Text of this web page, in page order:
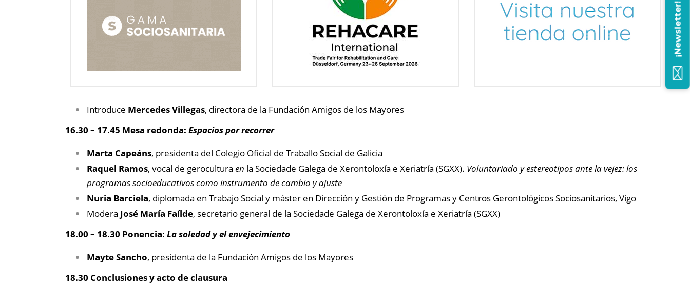
Introduce Mercedes Villegas, directora de la Fundación Amigos de los Mayores
16.30 – 17.45 Mesa redonda: Espacios por recorrer
Marta Capeáns, presidenta del Colegio Oficial de Traballo Social de Galicia
Raquel Ramos, vocal de gerocultura en la Sociedade Galega de Xerontoloxía e Xeriatría (SGXX). Voluntariado y estereotipos ante la vejez: los
programas socioeducativos como instrumento de cambio y ajuste
Nuria Barciela, diplomada en Trabajo Social y máster en Dirección y Gestión de Programas y Centros Gerontológicos Sociosanitarios, Vigo
Modera José María Faílde, secretario general de la Sociedade Galega de Xerontoloxía e Xeriatría (SGXX)
18.00 – 18.30 Ponencia: La soledad y el envejecimiento
Mayte Sancho, presidenta de la Fundación Amigos de los Mayores
18.30 Conclusiones y acto de clausura
¡Newsletter!